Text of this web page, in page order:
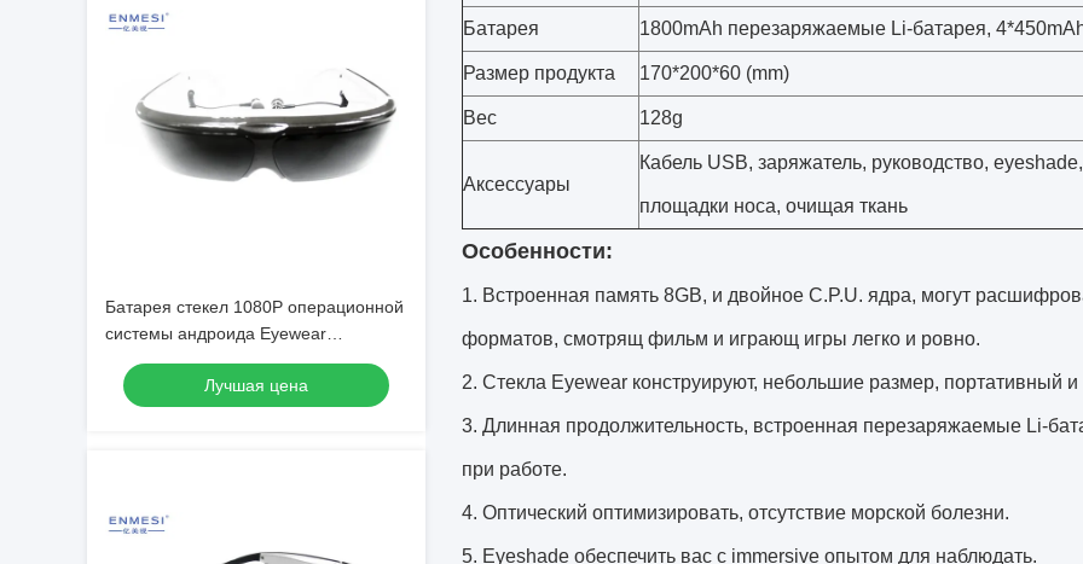
Батарея стекел 1080P операционной
системы андроида Eyewear
виртуальная видео- перезаряжаемые
Лучшая цена
Батарея 1800mAh перезаряжаемые Li-батарея,
Размер продукта 170*200*60 (mm)
Вес 128g
Аксессуары
Кабель USB, заряжатель, руководство,
площадки носа, очищая ткань
Особенности:
1. Встроенная память 8GB, и двойное C.P.U. ядра, могут
форматов, смотрящ фильм и играющ игры легко и ровно.
2. Стекла Eyewear конструируют, небольшие размер, портативный
3. Длинная продолжительность, встроенная перезаряжаемые Li-
при работе.
4. Оптический оптимизировать, отсутствие морской болезни.
5. Eyeshade обеспечить вас с immersive опытом для наблюдать.